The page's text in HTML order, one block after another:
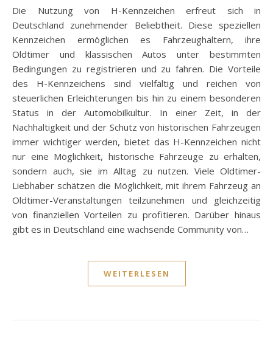
Die Nutzung von H-Kennzeichen erfreut sich in
Deutschland zunehmender Beliebtheit. Diese speziellen
Kennzeichen ermöglichen es Fahrzeughaltern, ihre
Oldtimer und klassischen Autos unter bestimmten
Bedingungen zu registrieren und zu fahren. Die Vorteile
des H-Kennzeichens sind vielfältig und reichen von
steuerlichen Erleichterungen bis hin zu einem besonderen
Status in der Automobilkultur. In einer Zeit, in der
Nachhaltigkeit und der Schutz von historischen Fahrzeugen
immer wichtiger werden, bietet das H-Kennzeichen nicht
nur eine Möglichkeit, historische Fahrzeuge zu erhalten,
sondern auch, sie im Alltag zu nutzen. Viele Oldtimer-
Liebhaber schätzen die Möglichkeit, mit ihrem Fahrzeug an
Oldtimer-Veranstaltungen teilzunehmen und gleichzeitig
von finanziellen Vorteilen zu profitieren. Darüber hinaus
gibt es in Deutschland eine wachsende Community von…
WEITERLESEN